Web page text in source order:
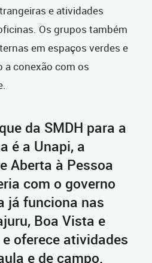
e atividades
Os grupos também
em espaços verdes e
a conexão com os
da SMDH para a
é a Unapi, a
Aberta à Pessoa
com o governo
já funciona nas
Boa Vista e
oferece atividades
e de campo.